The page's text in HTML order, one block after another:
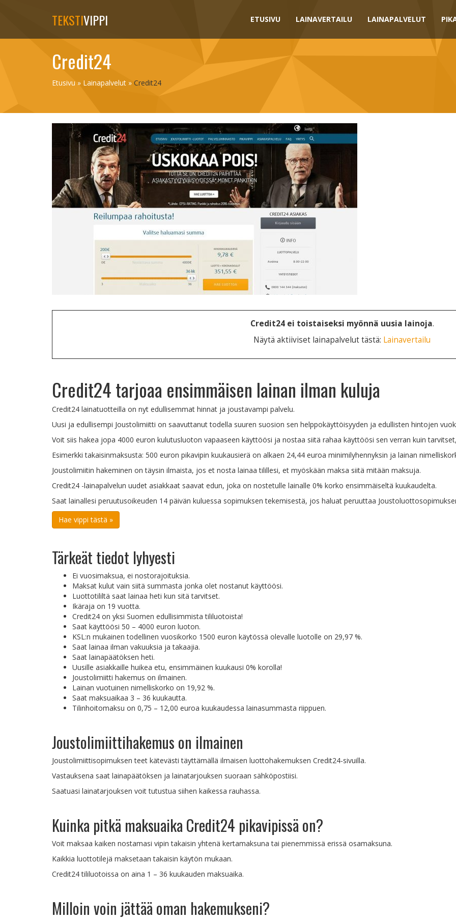
TEKSTIVIPPI ETUSIVU LAINAVERTAILU LAINAPALVELUT
Credit24
Etusivu » Lainapalvelut » Credit24
Credit24 ei toistaiseksi myönnä uusia lainoja.
Näytä aktiiviset lainapalvelut tästä: Lainavertailu
Credit24 tarjoaa ensimmäisen lainan ilman kuluja
Credit24 lainatuotteilla on nyt edullisemmat hinnat ja joustavampi palvelu.
Uusi ja edullisempi Joustolimiitti on saavuttanut todella suuren suosion sen helppokäyttöisyyden ja edullisten hintojen
Voit siis hakea jopa 4000 euron kulutusluoton vapaaseen käyttöösi ja nostaa siitä rahaa käyttöösi sen verran kuin
Esimerkki takaisinmaksusta: 500 euron pikavipin kuukausierä on alkaen 24,44 euroa minimilyhennyksin ja lainan
Joustolimiitin hakeminen on täysin ilmaista, jos et nosta lainaa tilillesi, et myöskään maksa siitä mitään maksuja.
Credit24 -lainapalvelun uudet asiakkaat saavat edun, joka on nostetulle lainalle 0% korko ensimmäiseltä kuukaudelta.
Saat lainallesi peruutusoikeuden 14 päivän kuluessa sopimuksen tekemisestä, jos haluat peruuttaa
Hae vippi tästä »
Tärkeät tiedot lyhyesti
Ei vuosimaksua, ei nostorajoituksia.
Maksat kulut vain siitä summasta jonka olet nostanut käyttöösi.
Luottotililtä saat lainaa heti kun sitä tarvitset.
Ikäraja on 19 vuotta.
Credit24 on yksi Suomen edullisimmista tililuotoista!
Saat käyttöösi 50 – 4000 euron luoton.
KSL:n mukainen todellinen vuosikorko 1500 euron käytössä olevalle luotolle on 29,97 %.
Saat lainaa ilman vakuuksia ja takaajia.
Saat lainapäätöksen heti.
Uusille asiakkaille huikea etu, ensimmäinen kuukausi 0% korolla!
Joustolimiitti hakemus on ilmainen.
Lainan vuotuinen nimelliskorko on 19,92 %.
Saat maksuaikaa 3 – 36 kuukautta.
Tilinhoitomaksu on 0,75 – 12,00 euroa kuukaudessa lainasummasta riippuen.
Joustolimiittihakemus on ilmainen
Joustolimiittisopimuksen teet kätevästi täyttämällä ilmaisen luottohakemuksen Credit24-sivuilla.
Vastauksena saat lainapäätöksen ja lainatarjouksen suoraan sähköpostiisi.
Saatuasi lainatarjouksen voit tutustua siihen kaikessa rauhassa.
Kuinka pitkä maksuaika Credit24 pikavipissä on?
Voit maksaa kaiken nostamasi vipin takaisin yhtenä kertamaksuna tai pienemmissä erissä osamaksuna.
Kaikkia luottotilejä maksetaan takaisin käytön mukaan.
Credit24 tililuotoissa on aina 1 – 36 kuukauden maksuaika.
Milloin voin jättää oman hakemukseni?